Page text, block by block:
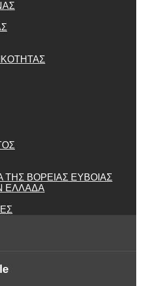
ΤΗΣ ΒΟΡΕΙΑΣ ΕΥΒΟΙΑΣ
ΕΛΛΑΔΑ